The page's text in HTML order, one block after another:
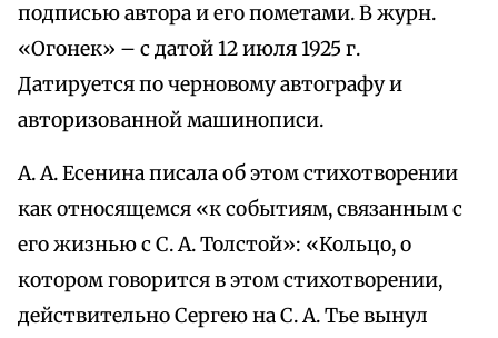
подписью автора и его пометами. В журн.
«Огонек» – с датой 12 июля 1925 г.
Датируется по черновому автографу и
авторизованной машинописи.
А. А. Есенина писала об этом стихотворении
как относящемся «к событиям, связанным с
его жизнью с С. А. Толстой»: «Кольцо, о
котором говорится в этом стихотворении,
действительно Сергею на С. А. Тье вынул